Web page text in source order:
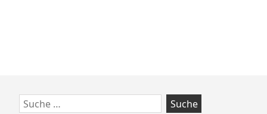
Zum
Suche